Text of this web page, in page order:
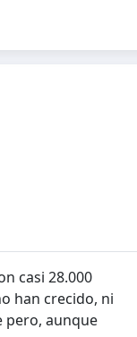
casi 28.000
han crecido, ni
pero, aunque